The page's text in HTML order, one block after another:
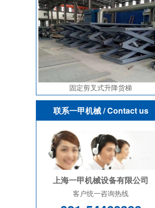
固定剪叉式升降货梯
联系一甲机械/ Contact us
上海一甲机械设备有限公司
客户统一咨询热线